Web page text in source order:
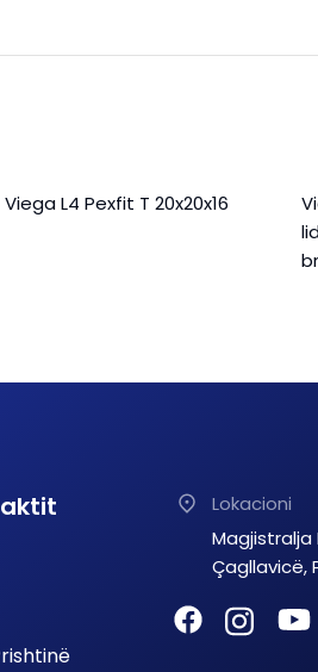
Viega L4 Pexfit T 20x20x16
Lokacioni
Çagllavicë,